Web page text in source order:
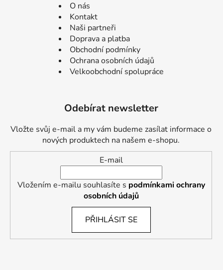
O nás
Kontakt
Naši partneři
Doprava a platba
Obchodní podmínky
Ochrana osobních údajů
Velkoobchodní spolupráce
Odebírat newsletter
Vložte svůj e-mail a my vám budeme zasílat informace o
nových produktech na našem e-shopu.
E-mail
Vložením e-mailu souhlasíte s podmínkami ochrany
osobních údajů
PŘIHLÁSIT SE